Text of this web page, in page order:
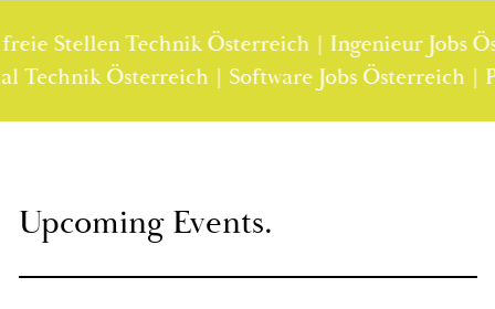
Stellen Technik Österreich | Ingenieur Jobs
|
Up­co­ming Events.